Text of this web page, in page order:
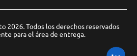
2026. Todos los derechos reservados
para el área de entrega.